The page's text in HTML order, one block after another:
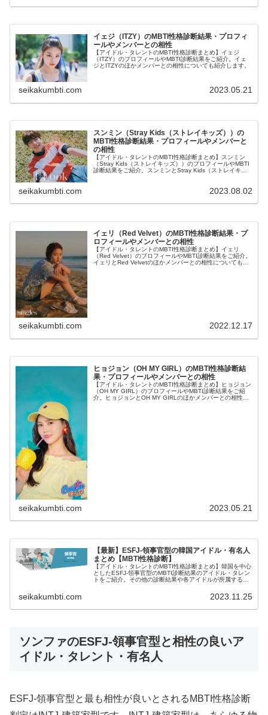
イェジ（ITZY）のMBTI性格診断結果・プロフィ
ールやメンバーとの相性
【アイドル・タレントのMBTI性格診断まとめ】イェジ
（ITZY）のプロフィールやMBTI診断結果をご紹介。イェ
ジとITZYのほかメンバーとの相性についても紹介します。
seikakumbti.com 2023.05.21
スンミン（Stray Kids（ストレイキッズ））の
MBTI性格診断結果・プロフィールやメンバーと
の相性
【アイドル・タレントのMBTI性格診断まとめ】スンミン
（Stray Kids（ストレイキッズ））のプロフィールやMBTI
診断結果をご紹介。スンミンとStray Kids（ストレイキッ
seikakumbti.com 2023.08.02
イェリ（Red Velvet）のMBTI性格診断結果・プ
ロフィールやメンバーとの相性
【アイドル・タレントのMBTI性格診断まとめ】イェリ
（Red Velvet）のプロフィールやMBTI診断結果をご紹介。
イェリとRed Velvetのほかメンバーとの相性についても紹
seikakumbti.com 2022.12.17
ヒョジョン（OH MY GIRL）のMBTI性格診断結
果・プロフィールやメンバーとの相性
【アイドル・タレントのMBTI性格診断まとめ】ヒョジョン
（OH MY GIRL）のプロフィールやMBTI診断結果をご紹
介。ヒョジョンとOH MY GIRLのほかメンバーとの相性に
seikakumbti.com 2023.05.21
【最新】ESFJ-領事官型の韓国アイドル・有名人
まとめ【MBTI性格診断】
【アイドル・タレントのMBTI性格診断まとめ】韓国を中心
としたESFJ-領事官型のMBTI診断結果のアイドル・タレン
トをご紹介。その他の診断結果や各アイドルが所属するグ
seikakumbti.com 2023.11.25
ソンファのESFJ-領事官型と相性の良いア
イドル・タレント・有名人
ESFJ-領事官型と最も相性が良いとされるMBTI性格診断